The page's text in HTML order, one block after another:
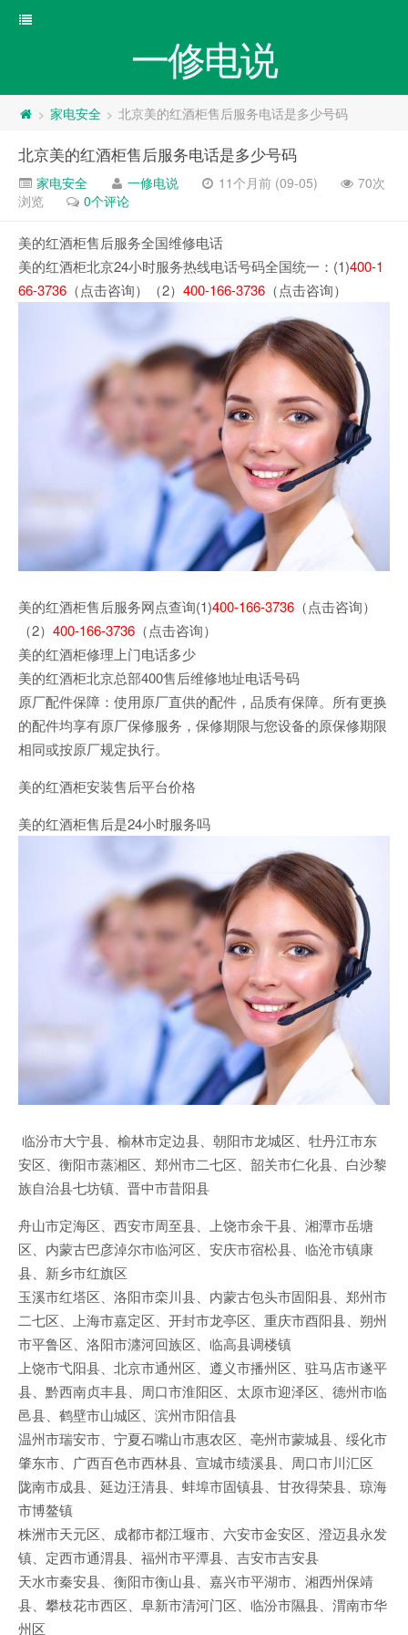
一修电说
> 家电安全 > 北京美的红酒柜售后服务电话是多少号码
北京美的红酒柜售后服务电话是多少号码
家电安全 一修电说 11个月前 (09-05)
70次
浏览
0个评论
美的红酒柜售后服务全国维修电话
美的红酒柜北京24小时服务热线电话号码全国统一：(1)400-1
66-3736 （点击咨询）（2） 400-166-3736 （点击咨询）
美的红酒柜售后服务网点查询(1)400-166-3736 （点击咨询）
（2） 400-166-3736 （点击咨询）
美的红酒柜修理上门电话多少
美的红酒柜北京总部400售后维修地址电话号码
原厂配件保障：使用原厂直供的配件，品质有保障。所有更换
的配件均享有原厂保修服务，保修期限与您设备的原保修期限
相同或按原厂规定执行。
美的红酒柜安装售后平台价格
美的红酒柜售后是24小时服务吗
临汾市大宁县、榆林市定边县、朝阳市龙城区、牡丹江市东
安区、衡阳市蒸湘区、郑州市二七区、韶关市仁化县、白沙黎
族自治县七坊镇、晋中市昔阳县
舟山市定海区、西安市周至县、上饶市余干县、湘潭市岳塘
区、内蒙古巴彦淖尔市临河区、安庆市宿松县、临沧市镇康
县、新乡市红旗区
玉溪市红塔区、洛阳市栾川县、内蒙古包头市固阳县、郑州市
二七区、上海市嘉定区、开封市龙亭区、重庆市酉阳县、朔州
市平鲁区、洛阳市瀍河回族区、临高县调楼镇
上饶市弋阳县、北京市通州区、遵义市播州区、驻马店市遂平
县、黔西南贞丰县、周口市淮阳区、太原市迎泽区、德州市临
邑县、鹤壁市山城区、滨州市阳信县
温州市瑞安市、宁夏石嘴山市惠农区、亳州市蒙城县、绥化市
肇东市、广西百色市西林县、宣城市绩溪县、周口市川汇区
陇南市成县、延边汪清县、蚌埠市固镇县、甘孜得荣县、琼海
市博鳌镇
株洲市天元区、成都市都江堰市、六安市金安区、澄迈县永发
镇、定西市通渭县、福州市平潭县、吉安市吉安县
天水市秦安县、衡阳市衡山县、嘉兴市平湖市、湘西州保靖
县、攀枝花市西区、阜新市清河门区、临汾市隰县、渭南市华
州区